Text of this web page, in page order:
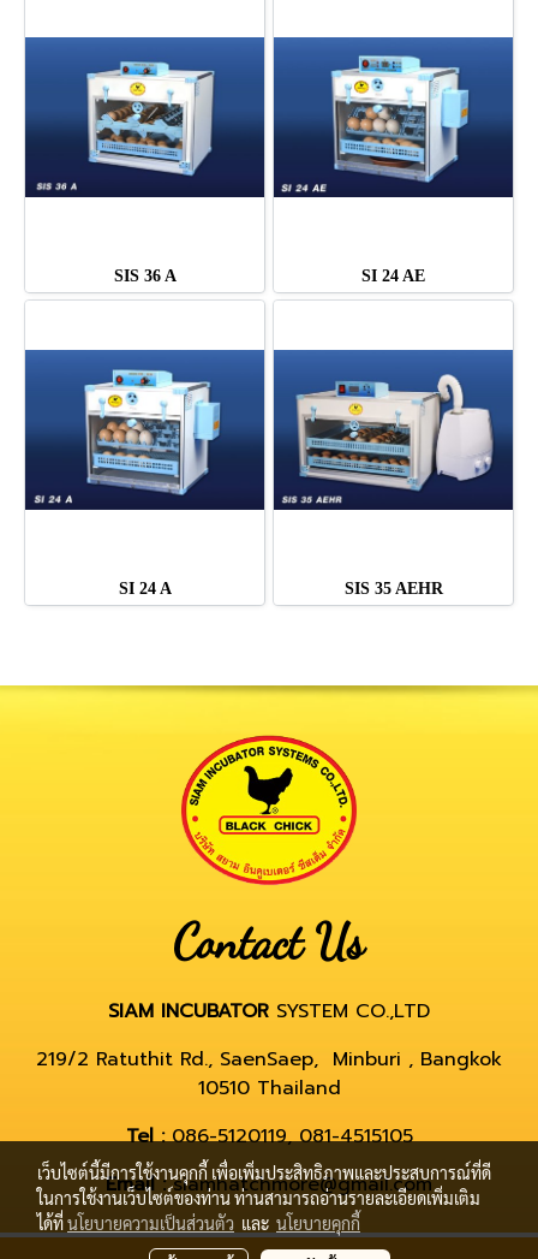
SIS 36 A SI 24 AE
SI 24 A SIS 35 AEHR
Contact Us
SIAM INCUBATOR SYSTEM CO.,LTD
219/2 Ratuthit Rd., SaenSaep, Minburi , Bangkok
10510 Thailand
Tel :086-5120119, 081-4515105
Email :siamhatchmore@gmail.com
เว็บไซต์นี้มีการใช้งานคุกกี้ เพื่อเพิ่มประสิทธิภาพและประสบการณ์ที่ดี
ในการใช้งานเว็บไซต์ของท่าน ท่านสามารถอ่านรายละเอียดเพิ่มเติม
ได้ที่นโยบายความเป็นส่วนตัว และ นโยบายคุกกี้